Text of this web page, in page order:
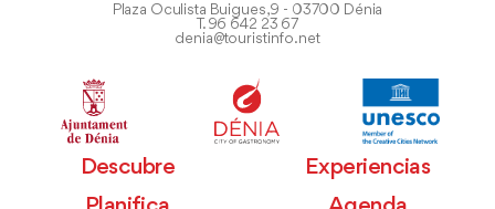
Plaza Oculista Buigues, 9 - 03700 Dénia
T. 96 642 23 67
denia@touristinfo.net
Descubre
Experiencias